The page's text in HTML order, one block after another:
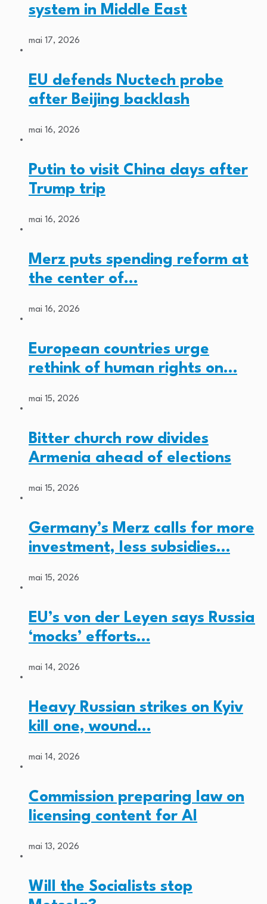
system in Middle East
mai 17, 2026
EU defends Nuctech probe
after Beijing backlash
mai 16, 2026
Putin to visit China days after
Trump trip
mai 16, 2026
Merz puts spending reform at
the center of…
mai 16, 2026
European countries urge
rethink of human rights on…
mai 15, 2026
Bitter church row divides
Armenia ahead of elections
mai 15, 2026
Germany’s Merz calls for more
investment, less subsidies…
mai 15, 2026
EU’s von der Leyen says Russia
‘mocks’ efforts…
mai 14, 2026
Heavy Russian strikes on Kyiv
kill one, wound…
mai 14, 2026
Commission preparing law on
licensing content for AI
mai 13, 2026
Will the Socialists stop